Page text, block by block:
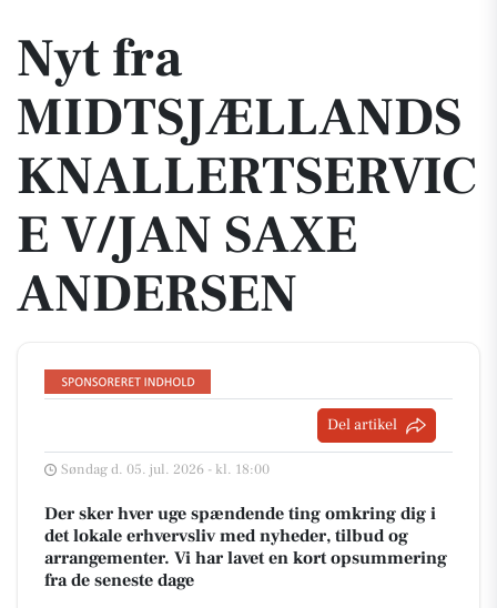
Nyt fra
MIDTSJÆLLANDS
KNALLERTSERVIC
E V/JAN SAXE
ANDERSEN
Del artikel
Søndag d. 05. jul. 2026 - kl. 18:00
Der sker hver uge spændende ting omkring dig i
det lokale erhvervsliv med nyheder, tilbud og
arrangementer. Vi har lavet en kort opsummering
fra de seneste dage